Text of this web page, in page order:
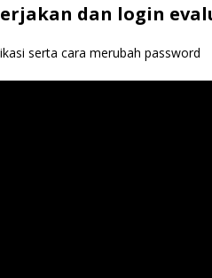
dan login
serta cara merubah password